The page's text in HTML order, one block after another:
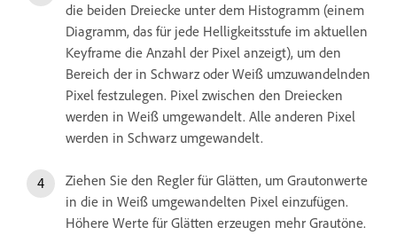
die beiden Dreiecke unter dem Histogramm (einem
Diagramm, das für jede Helligkeitsstufe im aktuellen
Keyframe die Anzahl der Pixel anzeigt), um den
Bereich der in Schwarz oder Weiß umzuwandelnden
Pixel festzulegen. Pixel zwischen den Dreiecken
werden in Weiß umgewandelt. Alle anderen Pixel
werden in Schwarz umgewandelt.
Ziehen Sie den Regler für Glätten, um Grautonwerte
in die in Weiß umgewandelten Pixel einzufügen.
Höhere Werte für Glätten erzeugen mehr Grautöne.